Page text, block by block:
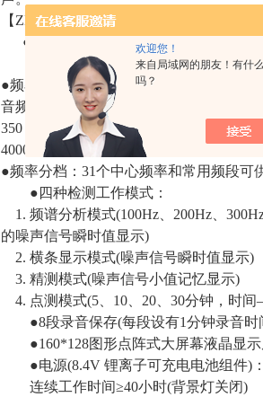
欢迎您！
来自局域网的朋友！有什
吗？
【ZN-50型地下管道漏水检测仪主要技术
●可探测地下金属及非金属管渗漏点并
●音频放大增益：100dB内可调
●频率范围：50～5000Hz，覆盖全部漏水
音频放大增益：100dB内可调；频率范围
350，400，500，600，700，800，900，
4000，4500，5000 HZ选择
●频率分档：31个中心频率和常用频段可
●四种检测工作模式：
1. 频谱分析模式(100Hz、200Hz、
的噪声信号瞬时值显示)
2. 横条显示模式(噪声信号瞬时值显示)
3. 精测模式(噪声信号小值记忆显示)
4. 点测模式(5、10、20、30分钟，时
●8段录音保存(每段设有1分钟录音时
●160*128图形点阵式大屏幕液晶显示
●电源(8.4V 锂离子可充电电池组件)：
连续工作时间≥40小时(背景灯关闭)